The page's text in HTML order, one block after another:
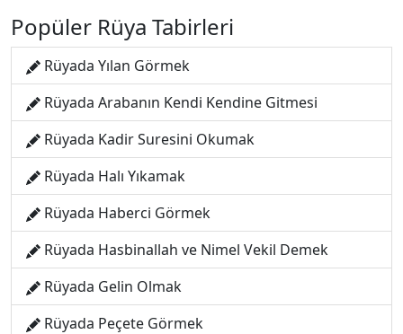
Popüler Rüya Tabirleri
Rüyada Yılan Görmek
Rüyada Arabanın Kendi Kendine Gitmesi
Rüyada Kadir Suresini Okumak
Rüyada Halı Yıkamak
Rüyada Haberci Görmek
Rüyada Hasbinallah ve Nimel Vekil Demek
Rüyada Gelin Olmak
Rüyada Peçete Görmek